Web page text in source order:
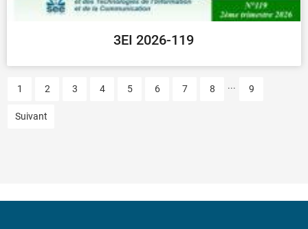
3EI 2026-119
1 2 3 4 5 6 7 8 ... 9
Suivant